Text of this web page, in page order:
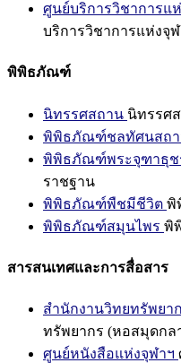
ศูนย์บริการวิชาการแ
บริการวิชาการแห่งจุ
พิพิธภัณฑ์
นิทรรศสถาน นิทรรศ
พิพิธภัณฑ์ชลทัศนสถ
พิพิธภัณฑ์พระจุฑาธุช
ราชฐาน
พิพิธภัณฑ์พืชมีชีวิต พิ
พิพิธภัณฑ์สมุนไพร พิ
สารสนเทศและการสื่อสาร
สำนักงานวิทยทรัพยา
ทรัพยากร (หอสมุดกล
ศูนย์หนังสือแห่งจุฬาฯ